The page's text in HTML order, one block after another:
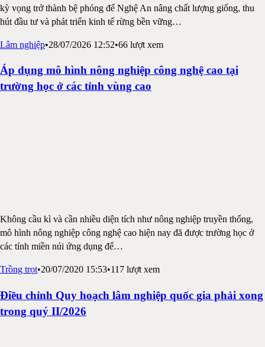
kỳ vọng trở thành bệ phóng để Nghệ An nâng chất lượng giống, thu
hút đầu tư và phát triển kinh tế rừng bền vững…
Lâm nghiệp•28/07/2026 12:52•66 lượt xem
Áp dụng mô hình nông nghiệp công nghệ cao tại
trường học ở các tỉnh vùng cao
Không cầu kì và cần nhiều diện tích như nông nghiệp truyền thống,
mô hình nông nghiệp công nghệ cao hiện nay đã được trường học ở
các tính miền núi ứng dụng để…
Trồng trọt•20/07/2020 15:53•117 lượt xem
Điều chỉnh Quy hoạch lâm nghiệp quốc gia phải xong
trong quý II/2026